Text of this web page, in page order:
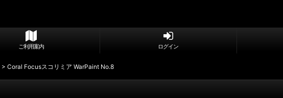
ご利用案内 ログイン
> Coral Focusスコリミア WarPaint No.8